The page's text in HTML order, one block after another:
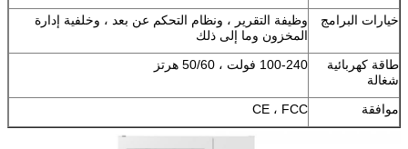
خيارات البرامج
وظيفة التقرير ، ونظام التحكم عن بعد ، وخلفية إدارة
المخزون وما إلى ذلك
طاقة كهربائية
شغالة
100-240 فولت ، 50/60 هرتز
موافقة CE ، FCC